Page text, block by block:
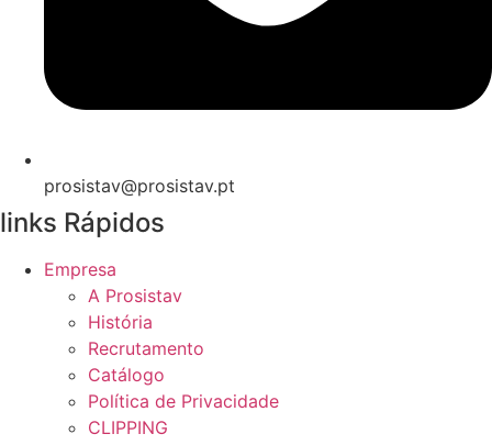
prosistav@prosistav.pt
links Rápidos
Empresa
A Prosistav
História
Recrutamento
Catálogo
Política de Privacidade
CLIPPING